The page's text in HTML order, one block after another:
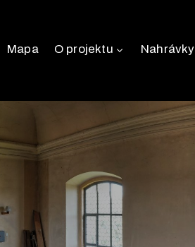
Mapa O projektu Nahrávky